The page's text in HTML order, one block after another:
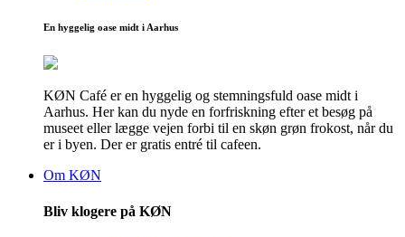
En hyggelig oase midt i Aarhus
KØN Café er en hyggelig og stemningsfuld oase midt i
Aarhus. Her kan du nyde en forfriskning efter et besøg på
museet eller lægge vejen forbi til en skøn grøn frokost, når du
er i byen. Der er gratis entré til cafeen.
Om KØN
Bliv klogere på KØN